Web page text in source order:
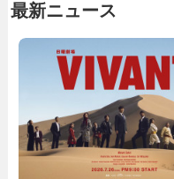
最新ニュース